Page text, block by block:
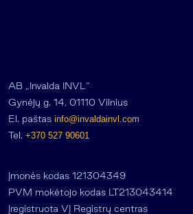
AB „Invalda INVL“
Gynėjų g. 14, 01110 Vilnius
El. paštas info@invaldainvl.com
Tel. +370 527 90601
Įmonės kodas 121304349
PVM mokėtojo kodas LT213043414
Įregistruota VĮ Registrų centras